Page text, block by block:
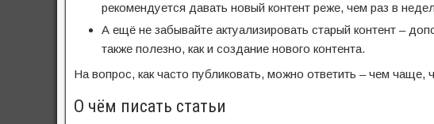
рекомендуется давать новый контент реже, чем раз в
А ещё не забывайте актуализировать старый контент –
также полезно, как и создание нового контента.
На вопрос, как часто публиковать, можно ответить – чем чаще,
О чём писать статьи